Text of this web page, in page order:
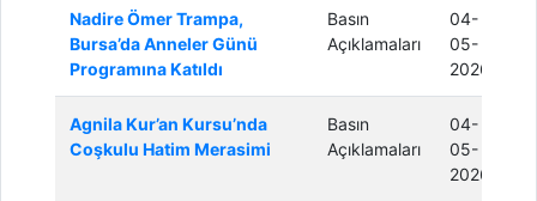
Nadire Ömer Trampa,
Bursa’da Anneler Günü
Programına Katıldı
Basın
Açıklamaları
04-
05-
2026
Agnila Kur’an Kursu’nda
Coşkulu Hatim Merasimi
Basın
Açıklamaları
04-
05-
2026